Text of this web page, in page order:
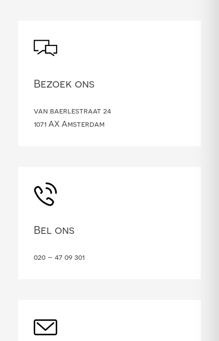
Bezoek ons
van baerlestraat 24
1071 AX Amsterdam
Bel ons
020 – 47 09 301